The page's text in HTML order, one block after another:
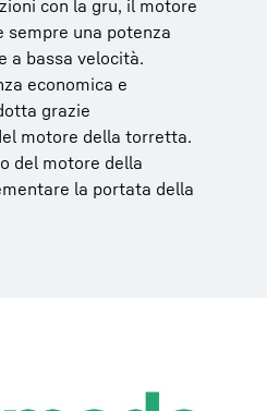
con la gru, il motore
sempre una potenza
a bassa velocità.
economica e
grazie
motore della torretta.
del motore della
la portata della